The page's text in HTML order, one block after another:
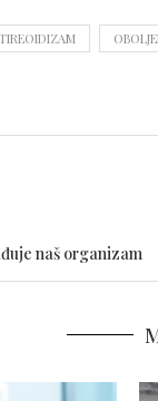
naš organizam